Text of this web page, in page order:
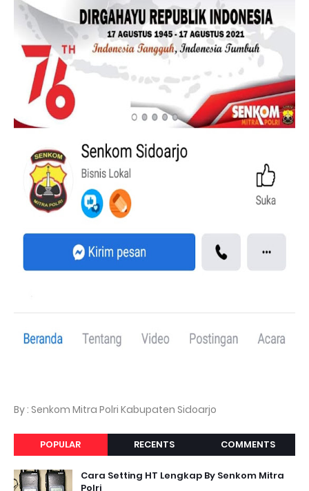
By : Senkom Mitra Polri Kabupaten Sidoarjo
POPULAR RECENTS COMMENTS
Cara Setting HT Lengkap By Senkom Mitra
Polri